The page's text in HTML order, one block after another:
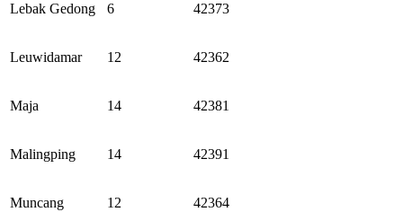
Lebak Gedong 6 42373
Leuwidamar 12 42362
Maja 14 42381
Malingping 14 42391
Muncang 12 42364